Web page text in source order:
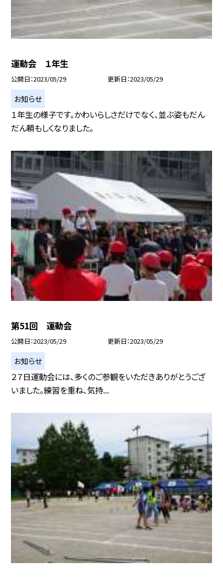
運動会 １年生
公開日 2023/05/29 更新日 2023/05/29
お知らせ
１年生の様子です。かわいらしさだけでなく、並ぶ姿もだん
だん頼もしくなりました。
第51回 運動会
公開日 2023/05/29 更新日 2023/05/29
お知らせ
２７日運動会には、多くのご参観をいただきありがとうござ
いました。練習を重ね、気持...